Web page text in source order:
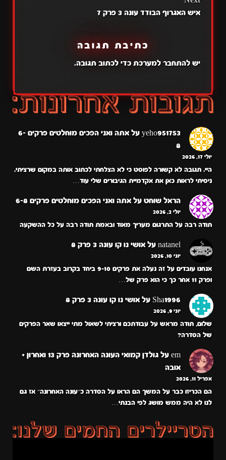
איש האגרוף הבודד עונה 3 פרק 7
כתיבת תגובה
יש להתחבר למערכתכדי לכתוב תגובה.
yeho951753 על
אתה ואני הפכים מוחלטים פרקים 6-
8
יולי 17, 2026
היי. תגובה לא קשורה לפוסט כי לא הצלחתי לכתוב אותה במקום שרציתי.
ניסיתי לראות כאן את אקדמיית הגיבורים שלי עוד…
הראל שוחט על אתה ואני הפכים מוחלטים פרקים 6-8
יולי 2, 2026
תודה רבה על התרגום מעריך מאוד ובאמת תודה רבה על כל ההשקעה
natanel על אושי נו קו עונה 3 פרק 8
יוני 10, 2026
אנחנו עובדים על זה נעלה את פרקים 9-10 ביחד בקרוב בעזרת השם
ופרק 11 אחר כך כי הוא פרק של…
Sha1996 על אושי נו קו עונה 3 פרק 8
יוני 9, 2026
שלום, תודה מראש על עבודתכם ורציתי לשאול מתי ייצאו שאר הפרקים
של הסדרה?
em על
גולדן קמואי העונה האחרונה פרק 13 ואחרון +
אובה
אפריל 11, 2026
הם הכריזו כבר על המשך הם הראו על הסדרה כ״עונה האחרונה״ אז גם
לנו לא היה ממש מושג לפי הבנתי…